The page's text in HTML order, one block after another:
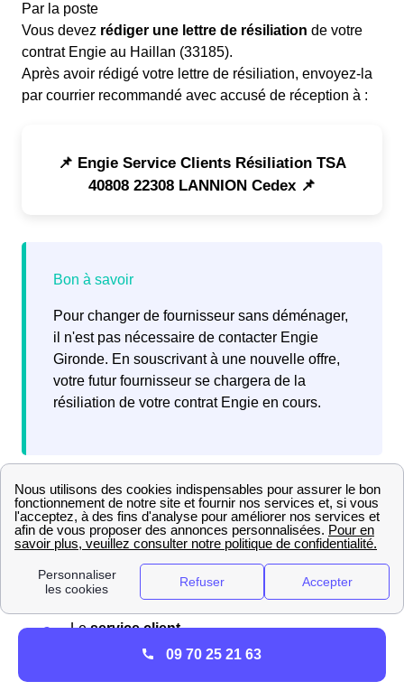
Par la poste
Vous devez rédiger une lettre de résiliation de votre
contrat Engie au Haillan (33185).
Après avoir rédigé votre lettre de résiliation, envoyez-la
par courrier recommandé avec accusé de réception à :
📌 Engie Service Clients Résiliation TSA
40808 22308 LANNION Cedex 📌
Pour changer de fournisseur sans déménager,
il n'est pas nécessaire de contacter Engie
Gironde. En souscrivant à une nouvelle offre,
votre futur fournisseur se chargera de la
résiliation de votre contrat Engie en cours.
Que penser d'Engie (ex EDF-GDF) au Haillan ?
Quels sont les avis sur Engie dans la ville du Haillan?
Parmi les Haillanais, Engie reçoit différentsretours,
positifs
comme négatifs, principalement sur les aspects
suivants :
Leservice client
09 70 25 21 63